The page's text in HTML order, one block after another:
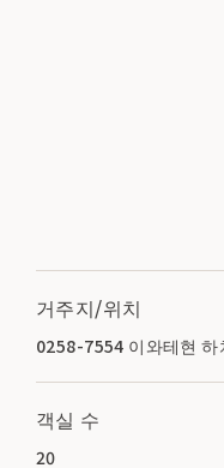
거주지/위치
0258-7554 이와테현
객실 수
20